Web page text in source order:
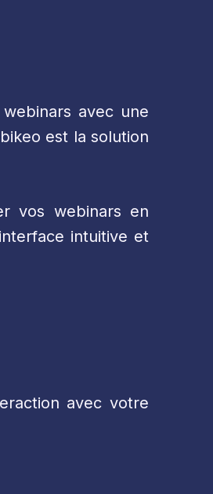
avec une
est la solution
vos webinars en
intuitive et
avec votre